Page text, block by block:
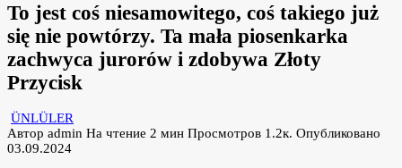
To jest coś niesamowitego, coś takiego już
się nie powtórzy. Ta mała piosenkarka
zachwyca jurorów i zdobywa Złoty
Przycisk
ÜNLÜLER
Автор admin На чтение 2 мин Просмотров 1.2к. Опубликовано
03.09.2024